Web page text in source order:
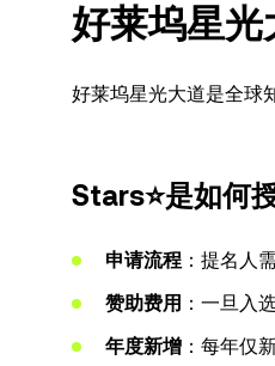
好莱坞星光
好莱坞星光大道是全球
Stars⭐是如何
申请流程 ：提名人
赞助费用 ：一旦入
年度新增 ：每年仅